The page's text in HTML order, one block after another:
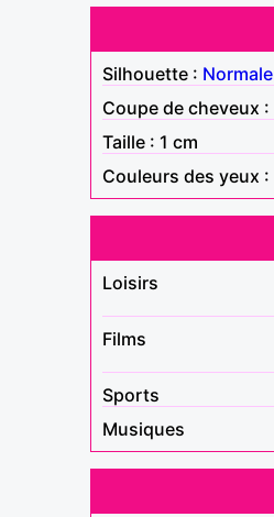
Silhouette : Normale
Coupe de cheveux :
Taille : 1 cm
Couleurs des yeux :
Loisirs
Films
Sports
Musiques